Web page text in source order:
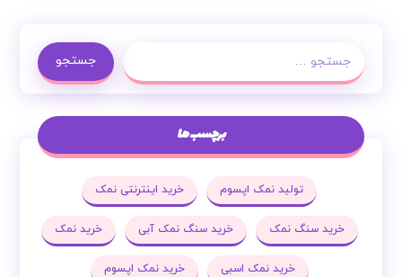
جستجو
برچسب ها
تولید نمک اپسوم خرید اینترنتی نمک
خرید سنگ نمک خرید سنگ نمک آبی خرید نمک
خرید نمک اسبی خرید نمک اپسوم